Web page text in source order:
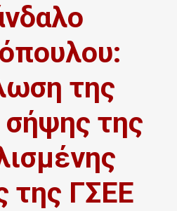
της
σήψης της
της ΓΣΕΕ